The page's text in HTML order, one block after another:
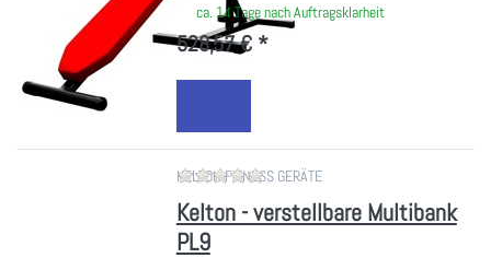
ca. 14 Tage nach Auftragsklarheit
528,57 € *
KELTON FITNESS GERÄTEZu diesem Produkt liegen noch
Kelton - verstellbare Multibank
PL9